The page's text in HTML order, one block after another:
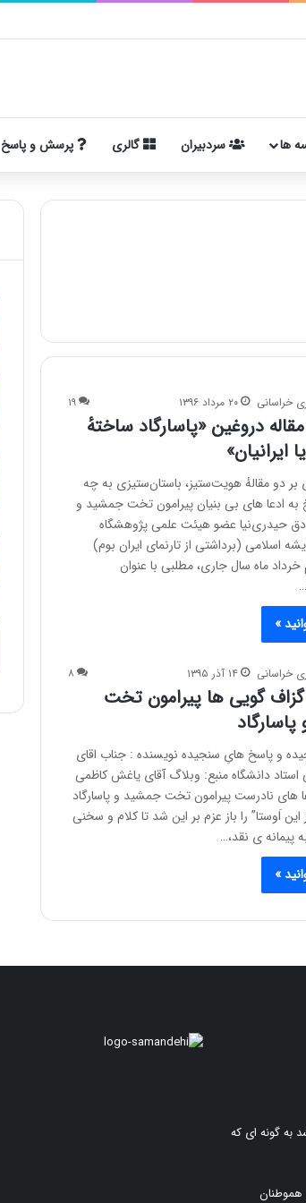
ها سردبیران گالری پرسش و پاسخ
خراسانی ۲۰ مرداد ۱۳۹۶ ۱۹
دروغین «پاسارگاد ساختهٔ
ایرانیان»
دو مقالهٔ هویت‌ستیز، باستان‌ستیزی به چه
به ادعا های بی بنیان پیرامون تخت جمشید و
حیدری‌نیا عضو هیئت علمی پژوهشگاه
اسلامی (برداشتی از تارنمای ایران بوم)
خرداد ماه سال جاری، مطلبی با عنوان
»
خراسانی ۱۴ آذر ۱۳۹۵ ۸
گویی ها پیرامون تخت
و پاسخ هایِ سنجیده نویسنده : جناب اقای
دانشگاه منبع: وبلاگ آقای یاغش کاظمی
های نادرست پیرامون تخت جمشید و پاسارگاد
این اَوستا” را باز عزم بر این شد تا کلام و سخنی
پیمانه ی نقد،…
»
به گونه ای که
هموطنان